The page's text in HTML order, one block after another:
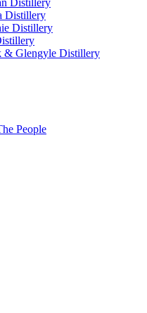
Distillery
Distillery
Distillery
& Glengyle Distillery
People